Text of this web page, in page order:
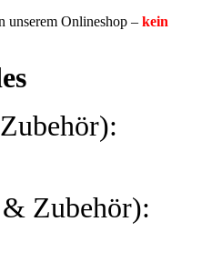
unserem Onlineshop – kein
Zubehör):